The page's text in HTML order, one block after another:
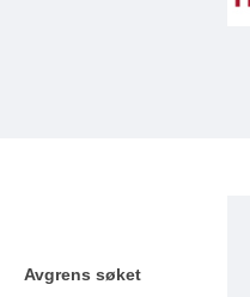
Avgrens søket